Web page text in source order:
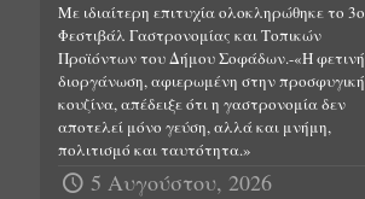
Με ιδιαίτερη επιτυχία ολοκληρώθηκε το 3ο
Φεστιβάλ Γαστρονομίας και Τοπικών
Προϊόντων του Δήμου Σοφάδων.-«Η φετινή
διοργάνωση, αφιερωμένη στην προσφυγική
κουζίνα, απέδειξε ότι η γαστρονομία δεν
αποτελεί μόνο γεύση, αλλά και μνήμη,
πολιτισμό και ταυτότητα.»
5 Αυγούστου, 2026